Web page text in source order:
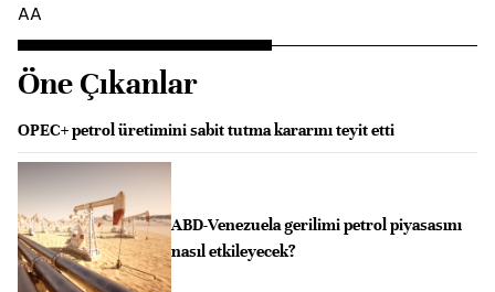
AA
Öne Çıkanlar
OPEC+ petrol üretimini sabit tutma kararını teyit etti
ABD-Venezuela gerilimi petrol piyasasını
nasıl etkileyecek?